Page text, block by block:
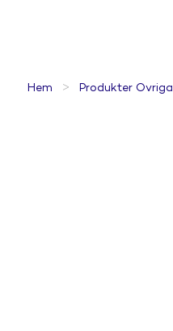
Hem > Produkter Övriga